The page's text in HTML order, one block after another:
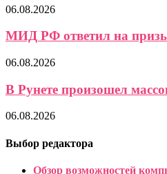
06.08.2026
МИД РФ ответил на
06.08.2026
В Рунете произошел
06.08.2026
Выбор редактора
Обзор возможностей